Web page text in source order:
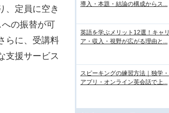
、定員に空き
の振替が可
らに、受講料
支援サービス
導入・本題・結論の構成からス...
英語を学ぶメリット12選！キャリ
ア・収入・視野が広がる理由と...
スピーキングの練習方法｜独学・
アプリ・オンライン英会話で上...